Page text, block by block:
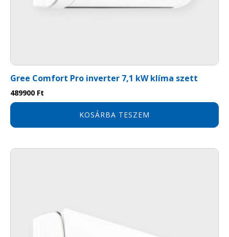
Gree Comfort Pro inverter 7,1 kW klíma szett
489900 Ft
KOSÁRBA TESZEM